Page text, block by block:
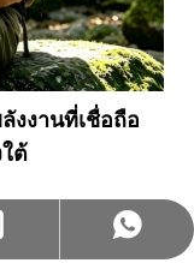
งงานที่เชื่อถือ
ต้